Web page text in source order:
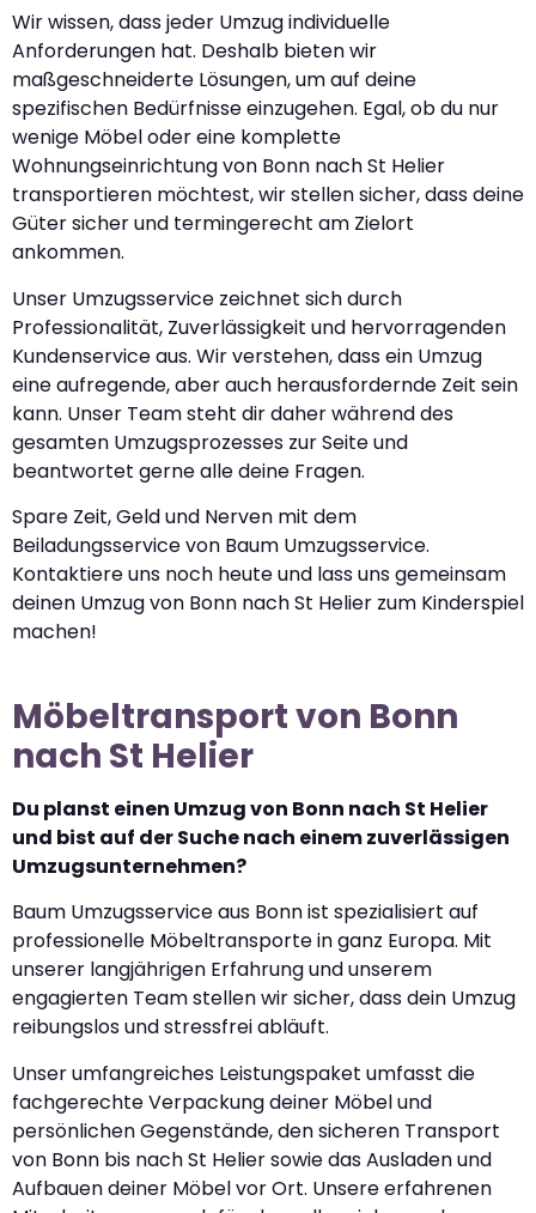
Wir wissen, dass jeder Umzug individuelle
Anforderungen hat. Deshalb bieten wir
maßgeschneiderte Lösungen, um auf deine
spezifischen Bedürfnisse einzugehen. Egal, ob du nur
wenige Möbel oder eine komplette
Wohnungseinrichtung von Bonn nach St Helier
transportieren möchtest, wir stellen sicher, dass deine
Güter sicher und termingerecht am Zielort
ankommen.
Unser Umzugsservice zeichnet sich durch
Professionalität, Zuverlässigkeit und hervorragenden
Kundenservice aus. Wir verstehen, dass ein Umzug
eine aufregende, aber auch herausfordernde Zeit sein
kann. Unser Team steht dir daher während des
gesamten Umzugsprozesses zur Seite und
beantwortet gerne alle deine Fragen.
Spare Zeit, Geld und Nerven mit dem
Beiladungsservice von Baum Umzugsservice.
Kontaktiere uns noch heute und lass uns gemeinsam
deinen Umzug von Bonn nach St Helier zum Kinderspiel
machen!
Möbeltransport von Bonn
nach St Helier
Du planst einen Umzug von Bonn nach St Helier
und bist auf der Suche nach einem zuverlässigen
Umzugsunternehmen?
Baum Umzugsservice aus Bonn ist spezialisiert auf
professionelle Möbeltransporte in ganz Europa. Mit
unserer langjährigen Erfahrung und unserem
engagierten Team stellen wir sicher, dass dein Umzug
reibungslos und stressfrei abläuft.
Unser umfangreiches Leistungspaket umfasst die
fachgerechte Verpackung deiner Möbel und
persönlichen Gegenstände, den sicheren Transport
von Bonn bis nach St Helier sowie das Ausladen und
Aufbauen deiner Möbel vor Ort. Unsere erfahrenen